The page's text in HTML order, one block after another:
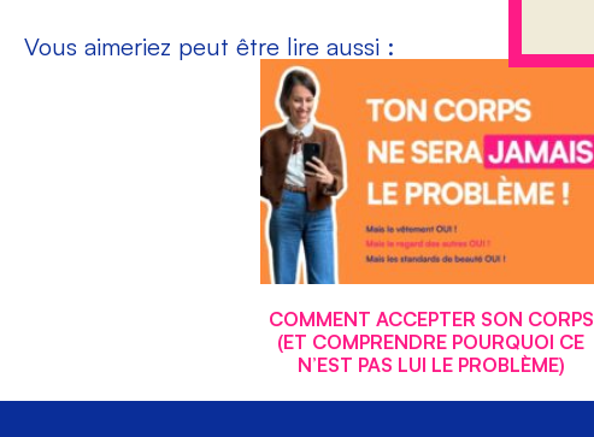
Vous aimeriez peut être lire aussi :
COMMENT ACCEPTER SON CORPS
(ET COMPRENDRE POURQUOI CE
N’EST PAS LUI LE PROBLÈME)